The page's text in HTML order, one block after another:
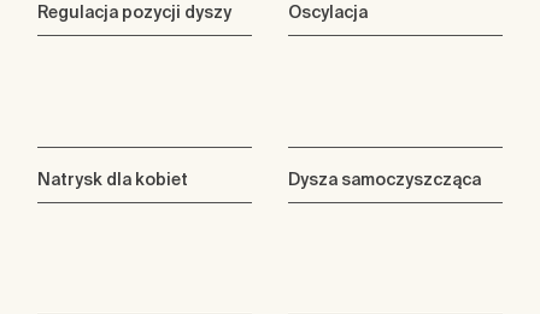
Regulacja pozycji dyszy Oscylacja
Natrysk dla kobiet Dysza samoczyszcząca